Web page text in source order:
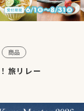
商品
旅リレー